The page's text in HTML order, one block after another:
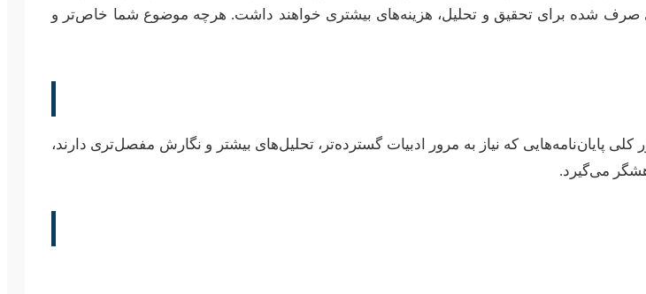
صرف شده برای تحقیق و تحلیل، هزینه‌های بیشتری خواهند داشت. هرچه موضوع شما خاص‌تر و
که نیاز به مرور ادبیات گسترده‌تر، تحلیل‌های بیشتر و نگارش مفصل‌تری دارند،
می‌گیرد.